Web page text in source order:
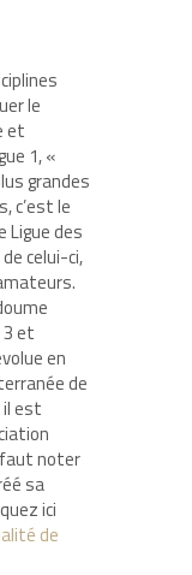
le
et
1, «
grandes
c’est le
Ligue des
celui-ci,
3 et
en
de
est
faut noter
sa
ici
de